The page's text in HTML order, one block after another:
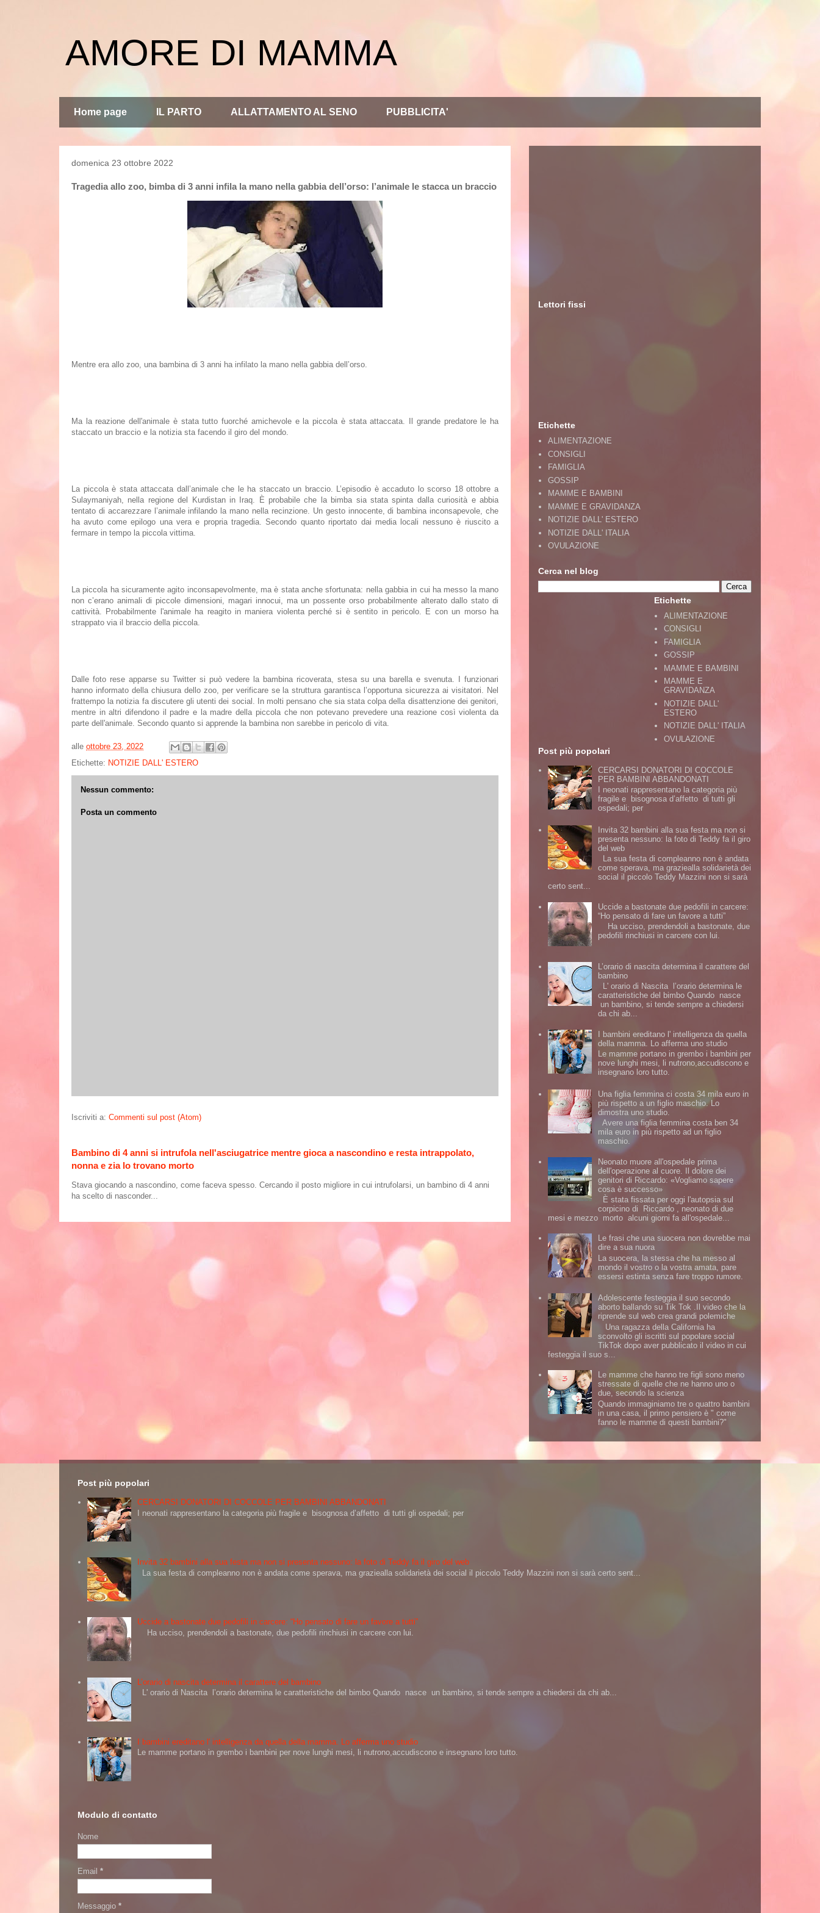
AMORE DI MAMMA
Home page IL PARTO ALLATTAMENTO AL SENO PUBBLICITA'
domenica 23 ottobre 2022
Tragedia allo zoo, bimba di 3 anni infila la mano nella gabbia dell’orso: l’animale le stacca un braccio
Mentre era allo zoo, una bambina di 3 anni ha infilato la mano nella gabbia dell’orso.
Ma la reazione dell'animale è stata tutto fuorché amichevole e la piccola è stata attaccata. Il grande predatore le ha
staccato un braccio e la notizia sta facendo il giro del mondo.
La piccola è stata attaccata dall’animale che le ha staccato un braccio. L’episodio è accaduto lo scorso 18 ottobre a
Sulaymaniyah, nella regione del Kurdistan in Iraq. È probabile che la bimba sia stata spinta dalla curiosità e abbia
tentato di accarezzare l’animale infilando la mano nella recinzione. Un gesto innocente, di bambina inconsapevole, che
ha avuto come epilogo una vera e propria tragedia. Secondo quanto riportato dai media locali nessuno è riuscito a
fermare in tempo la piccola vittima.
La piccola ha sicuramente agito inconsapevolmente, ma è stata anche sfortunata: nella gabbia in cui ha messo la mano
non c’erano animali di piccole dimensioni, magari innocui, ma un possente orso probabilmente alterato dallo stato di
cattività. Probabilmente l'animale ha reagito in maniera violenta perché si è sentito in pericolo. E con un morso ha
strappato via il braccio della piccola.
Dalle foto rese apparse su Twitter si può vedere la bambina ricoverata, stesa su una barella e svenuta. I funzionari
hanno informato della chiusura dello zoo, per verificare se la struttura garantisca l’opportuna sicurezza ai visitatori. Nel
frattempo la notizia fa discutere gli utenti dei social. In molti pensano che sia stata colpa della disattenzione dei genitori,
mentre in altri difendono il padre e la madre della piccola che non potevano prevedere una reazione così violenta da
parte dell'animale. Secondo quanto si apprende la bambina non sarebbe in pericolo di vita.
alle ottobre 23, 2022
Etichette: NOTIZIE DALL' ESTERO
Nessun commento:
Posta un commento
Iscriviti a: Commenti sul post (Atom)
Bambino di 4 anni si intrufola nell'asciugatrice mentre gioca a nascondino e resta intrappolato,
nonna e zia lo trovano morto
Stava giocando a nascondino, come faceva spesso. Cercando il posto migliore in cui intrufolarsi, un bambino di 4 anni
ha scelto di nasconder...
Lettori fissi
Etichette
ALIMENTAZIONE
CONSIGLI
FAMIGLIA
GOSSIP
MAMME E BAMBINI
MAMME E GRAVIDANZA
NOTIZIE DALL' ESTERO
NOTIZIE DALL' ITALIA
OVULAZIONE
Cerca nel blog
Etichette
ALIMENTAZIONE
CONSIGLI
FAMIGLIA
GOSSIP
MAMME E BAMBINI
MAMME E
GRAVIDANZA
NOTIZIE DALL'
ESTERO
NOTIZIE DALL' ITALIA
OVULAZIONE
Post più popolari
CERCARSI DONATORI DI COCCOLE
PER BAMBINI ABBANDONATI
I neonati rappresentano la categoria più
fragile e bisognosa d’affetto di tutti gli
ospedali; per
Invita 32 bambini alla sua festa ma non si
presenta nessuno: la foto di Teddy fa il giro
del web
La sua festa di compleanno non è andata
come sperava, ma graziealla solidarietà dei
social il piccolo Teddy Mazzini non si sarà
certo sent...
Uccide a bastonate due pedofili in carcere:
“Ho pensato di fare un favore a tutti”
Ha ucciso, prendendoli a bastonate, due
pedofili rinchiusi in carcere con lui.
L’orario di nascita determina il carattere del
bambino
L' orario di Nascita l’orario determina le
caratteristiche del bimbo Quando nasce
un bambino, si tende sempre a chiedersi
da chi ab...
I bambini ereditano l' intelligenza da quella
della mamma. Lo afferma uno studio
Le mamme portano in grembo i bambini per
nove lunghi mesi, li nutrono,accudiscono e
insegnano loro tutto.
Una figlia femmina ci costa 34 mila euro in
più rispetto a un figlio maschio. Lo
dimostra uno studio.
Avere una figlia femmina costa ben 34
mila euro in più rispetto ad un figlio
maschio.
Neonato muore all'ospedale prima
dell'operazione al cuore. Il dolore dei
genitori di Riccardo: «Vogliamo sapere
cosa è successo»
È stata fissata per oggi l'autopsia sul
corpicino di Riccardo , neonato di due
mesi e mezzo morto alcuni giorni fa all'ospedale...
Le frasi che una suocera non dovrebbe mai
dire a sua nuora
La suocera, la stessa che ha messo al
mondo il vostro o la vostra amata, pare
essersi estinta senza fare troppo rumore.
Adolescente festeggia il suo secondo
aborto ballando su Tik Tok .Il video che la
riprende sul web crea grandi polemiche
Una ragazza della California ha
sconvolto gli iscritti sul popolare social
TikTok dopo aver pubblicato il video in cui
festeggia il suo s...
Le mamme che hanno tre figli sono meno
stressate di quelle che ne hanno uno o
due, secondo la scienza
Quando immaginiamo tre o quattro bambini
in una casa, il primo pensiero è " come
fanno le mamme di questi bambini?"
Post più popolari
CERCARSI DONATORI DI COCCOLE PER BAMBINI ABBANDONATI
I neonati rappresentano la categoria più fragile e bisognosa d’affetto di tutti gli ospedali; per
Invita 32 bambini alla sua festa ma non si presenta nessuno: la foto di Teddy fa il giro del web
La sua festa di compleanno non è andata come sperava, ma graziealla solidarietà dei social il piccolo Teddy Mazzini non si sarà certo sent...
Uccide a bastonate due pedofili in carcere: “Ho pensato di fare un favore a tutti”
Ha ucciso, prendendoli a bastonate, due pedofili rinchiusi in carcere con lui.
L’orario di nascita determina il carattere del bambino
L' orario di Nascita l’orario determina le caratteristiche del bimbo Quando nasce un bambino, si tende sempre a chiedersi da chi ab...
I bambini ereditano l' intelligenza da quella della mamma. Lo afferma uno studio
Le mamme portano in grembo i bambini per nove lunghi mesi, li nutrono,accudiscono e insegnano loro tutto.
Modulo di contatto
Nome
Email *
Messaggio *